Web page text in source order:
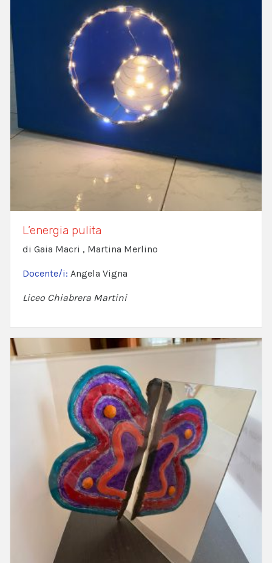
L’energia pulita
di Gaia Macri , Martina Merlino
Docente/i: Angela Vigna
Liceo Chiabrera Martini